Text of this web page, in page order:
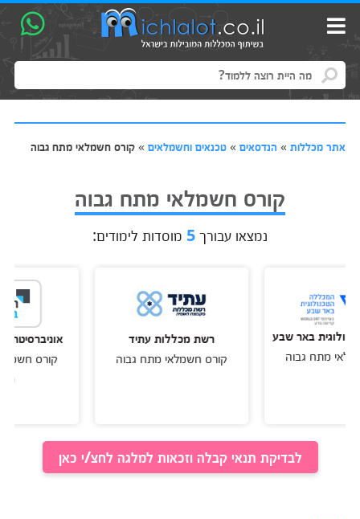
אתר מכללות» הנדסאים» טכנאים וחשמלאים» קורס חשמלאי מתח גבוה
קורס חשמלאי מתח גבוה
נמצאו עבורך5 מוסדות לימודים:
באר שבע
מתח גבוה
רשת מכללות עתיד
קורס חשמלאי מתח גבוה
אוניברסיטת
קורס חשמלאי
מסוייג
לבדיקת תנאי קבלה וזכאות למלגה לחצ/י כאן